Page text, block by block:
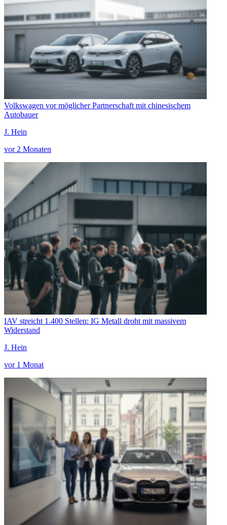
Volkswagen vor möglicher Partnerschaft mit chinesischem
Autobauer
J. Hein
vor 2 Monaten
IAV streicht 1.400 Stellen: IG Metall droht mit massivem
Widerstand
J. Hein
vor 1 Monat